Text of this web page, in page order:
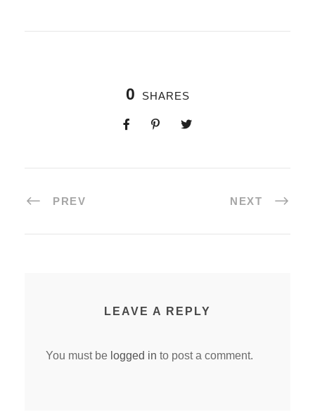
0 SHARES
PREV NEXT
LEAVE A REPLY
You must be logged in to post a comment.